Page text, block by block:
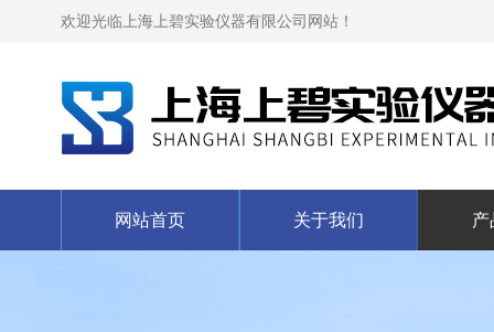
欢迎光临上海上碧实验仪器有限公司网站！
网站首页 关于我们 产